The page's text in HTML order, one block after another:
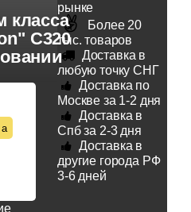
класса
С320
рынке
Более 20
тыс. товаров
Доставка в
любую точку СНГ
Доставка по
Москве за 1-2 дня
Доставка в
Спб за 2-3 дня
Доставка в
другие города РФ
3-6 дней